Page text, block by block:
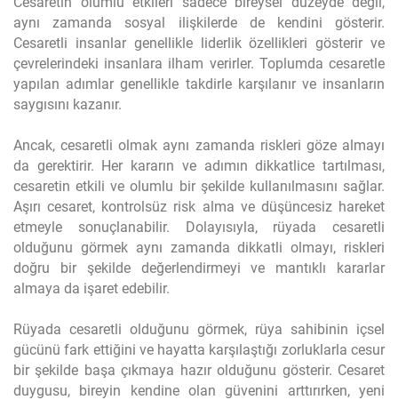
aynı zamanda sosyal ilişkilerde de kendini gösterir.
Cesaretli insanlar genellikle liderlik özellikleri gösterir ve
çevrelerindeki insanlara ilham verirler. Toplumda cesaretle
yapılan adımlar genellikle takdirle karşılanır ve insanların
saygısını kazanır.
Ancak, cesaretli olmak aynı zamanda riskleri göze almayı
da gerektirir. Her kararın ve adımın dikkatlice tartılması,
cesaretin etkili ve olumlu bir şekilde kullanılmasını sağlar.
Aşırı cesaret, kontrolsüz risk alma ve düşüncesiz hareket
etmeyle sonuçlanabilir. Dolayısıyla, rüyada cesaretli
olduğunu görmek aynı zamanda dikkatli olmayı, riskleri
doğru bir şekilde değerlendirmeyi ve mantıklı kararlar
almaya da işaret edebilir.
Rüyada cesaretli olduğunu görmek, rüya sahibinin içsel
gücünü fark ettiğini ve hayatta karşılaştığı zorluklarla cesur
bir şekilde başa çıkmaya hazır olduğunu gösterir. Cesaret
duygusu, bireyin kendine olan güvenini arttırırken, yeni